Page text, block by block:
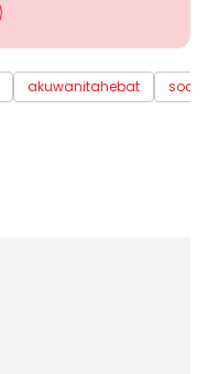
akuwanitahebat